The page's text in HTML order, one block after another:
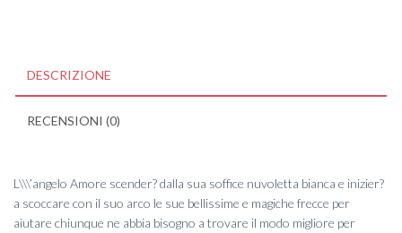
DESCRIZIONE
RECENSIONI (0)
L\\\’angelo Amore scender? dalla sua soffice nuvoletta bianca e inizier?
a scoccare con il suo arco le sue bellissime e magiche frecce per
aiutare chiunque ne abbia bisogno a trovare il modo migliore per